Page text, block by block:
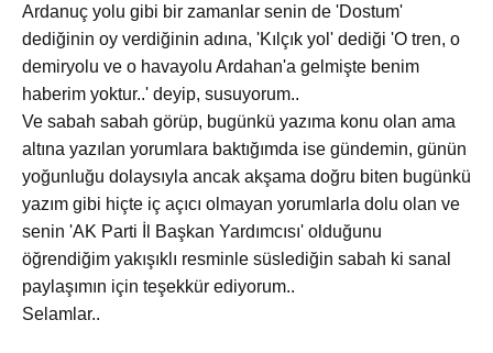
Ardanuç yolu gibi bir zamanlar senin de 'Dostum'
dediğinin oy verdiğinin adına, 'Kılçık yol' dediği 'O tren, o
demiryolu ve o havayolu Ardahan'a gelmişte benim
haberim yoktur..' deyip, susuyorum..
Ve sabah sabah görüp, bugünkü yazıma konu olan ama
altına yazılan yorumlara baktığımda ise gündemin, günün
yoğunluğu dolaysıyla ancak akşama doğru biten bugünkü
yazım gibi hiçte iç açıcı olmayan yorumlarla dolu olan ve
senin 'AK Parti İl Başkan Yardımcısı' olduğunu
öğrendiğim yakışıklı resminle süslediğin sabah ki sanal
paylaşımın için teşekkür ediyorum..
Selamlar..